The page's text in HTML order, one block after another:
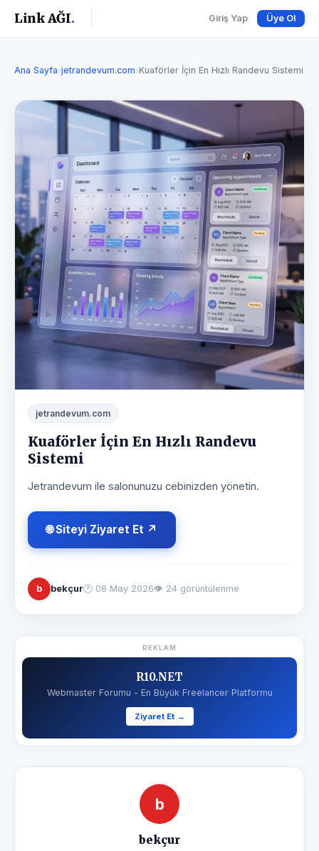
Link AĞI. Giriş Yap Üye Ol
Ana Sayfa›jetrandevum.com›Kuaförler İçin En Hızlı Randevu Sistemi
jetrandevum.com
Kuaförler İçin En Hızlı Randevu
Sistemi
Jetrandevum ile salonunuzu cebinizden yönetin.
🌐 Siteyi Ziyaret Et ↗
b bekçur🕐 08 May 2026👁 24 görüntülenme
REKLAM
R10.NET
Webmaster Forumu - En Büyük Freelancer Platformu
Ziyaret Et →
b
bekçur